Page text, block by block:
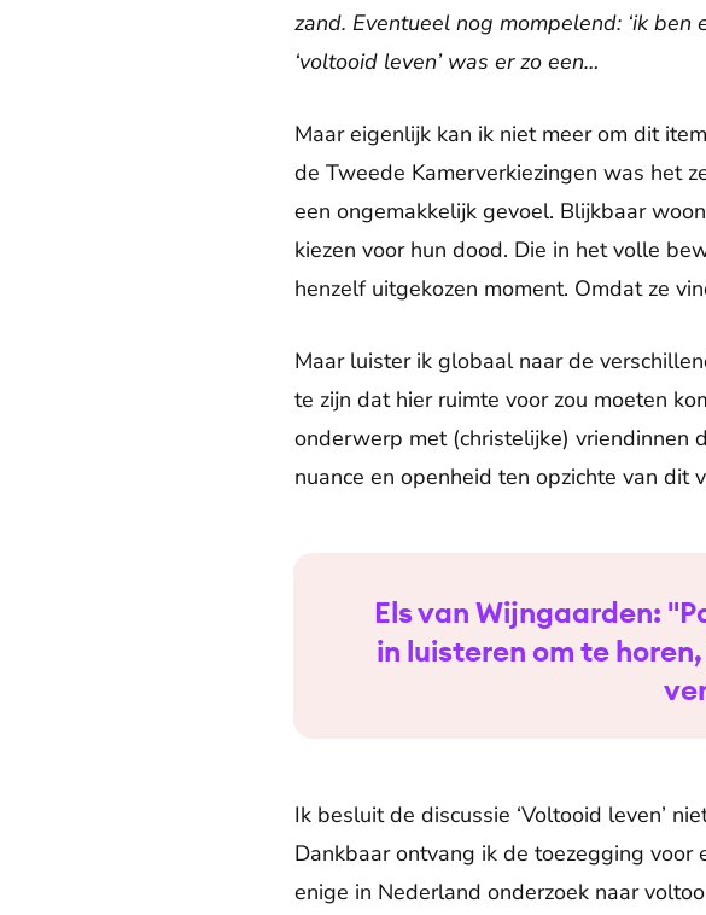
zand. Eventueel nog mompelend: ‘ik
‘voltooid leven’ was er zo een…
Maar eigenlijk kan ik niet meer om dit
de Tweede Kamerverkiezingen was het
een ongemakkelijk gevoel. Blijkbaar
kiezen voor hun dood. Die in het volle
henzelf uitgekozen moment. Omdat ze
Maar luister ik globaal naar de
te zijn dat hier ruimte voor zou moeten
onderwerp met (christelijke) vriendinnen
nuance en openheid ten opzichte van
Els van Wijngaarden:
in luisteren om te
Ik besluit de discussie ‘Voltooid leven’
Dankbaar ontvang ik de toezegging
enige in Nederland onderzoek naar